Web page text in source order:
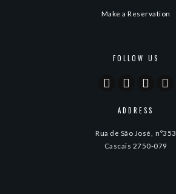
Make a Reservation
FOLLOW US
ADDRESS
Rua de São José, nº353
Cascais 2750-079